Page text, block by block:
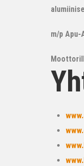
m/p Apu-